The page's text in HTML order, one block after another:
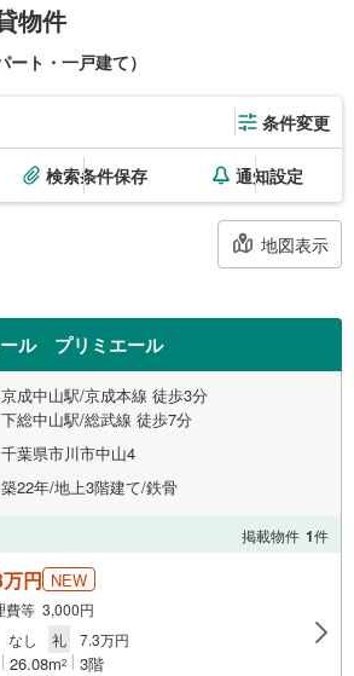
物件
ート・一戸建て）
条件変更
検索条件保存 通知設定
地図表示
ル プリミエール
京成中山駅/京成本線 徒歩3分
下総中山駅/総武線 徒歩7分
千葉県市川市中山4
築22年/地上3階建て/鉄骨
掲載物件 1件
円 NEW
費等 3,000円
なし 礼 7.3万円
26.08m2 3階